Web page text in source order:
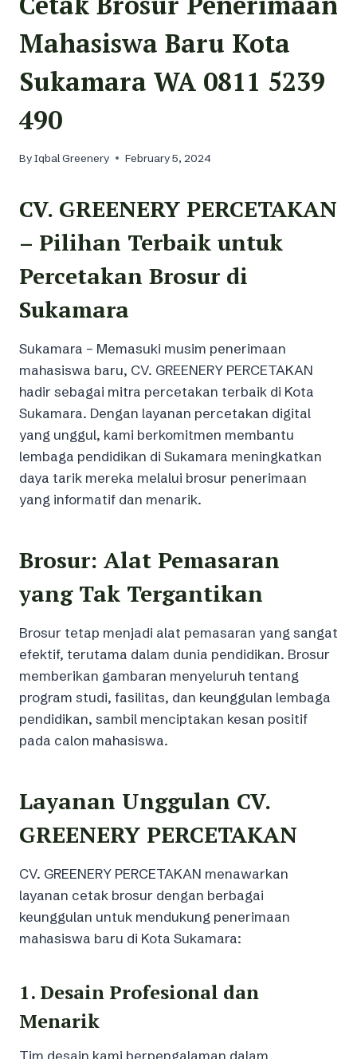
Mahasiswa Baru Kota
Sukamara WA 0811 5239
490
ByIqbal Greenery February 5, 2024
CV. GREENERY PERCETAKAN
– Pilihan Terbaik untuk
Percetakan Brosur di
Sukamara
Sukamara – Memasuki musim penerimaan
mahasiswa baru, CV. GREENERY PERCETAKAN
hadir sebagai mitra percetakan terbaik di Kota
Sukamara. Dengan layanan percetakan digital
yang unggul, kami berkomitmen membantu
lembaga pendidikan di Sukamara meningkatkan
daya tarik mereka melalui brosur penerimaan
yang informatif dan menarik.
Brosur: Alat Pemasaran
yang Tak Tergantikan
Brosur tetap menjadi alat pemasaran yang sangat
efektif, terutama dalam dunia pendidikan. Brosur
memberikan gambaran menyeluruh tentang
program studi, fasilitas, dan keunggulan lembaga
pendidikan, sambil menciptakan kesan positif
pada calon mahasiswa.
Layanan Unggulan CV.
GREENERY PERCETAKAN
CV. GREENERY PERCETAKAN menawarkan
layanan cetak brosur dengan berbagai
keunggulan untuk mendukung penerimaan
mahasiswa baru di Kota Sukamara:
1. Desain Profesional dan
Menarik
Tim desain kami berpengalaman dalam